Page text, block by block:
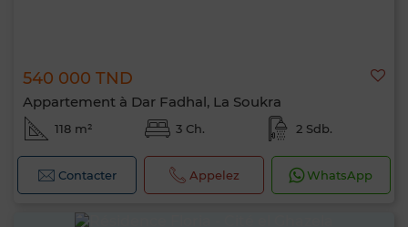
540 000 TND
Appartement à Dar Fadhal, La Soukra
118 m² 3 Ch. 2 Sdb.
Contacter Appelez WhatsApp